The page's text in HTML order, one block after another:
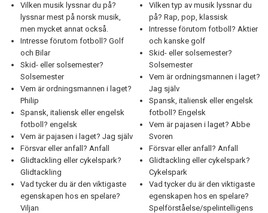
Vilken musik lyssnar du på?
lyssnar mest på norsk musik,
men mycket annat också.
Intresse förutom fotboll? Golf
och Bilar
Skid- eller solsemester?
Solsemester
Vem är ordningsmannen i laget?
Philip
Spansk, italiensk eller engelsk
fotboll? engelsk
Vem är pajasen i laget? Jag själv
Försvar eller anfall? Anfall
Glidtackling eller cykelspark?
Glidtackling
Vad tycker du är den viktigaste
egenskapen hos en spelare?
Viljan
Vilken typ av musik lyssnar du
på? Rap, pop, klassisk
Intresse förutom fotboll? Aktier
och kanske golf
Skid- eller solsemester?
Solsemester
Vem är ordningsmannen i laget?
Jag själv
Spansk, italiensk eller engelsk
fotboll? Engelsk
Vem är pajasen i laget? Abbe
Svoren
Försvar eller anfall? Anfall
Glidtackling eller cykelspark?
Cykelspark
Vad tycker du är den viktigaste
egenskapen hos en spelare?
Spelförståelse/spelintelligens